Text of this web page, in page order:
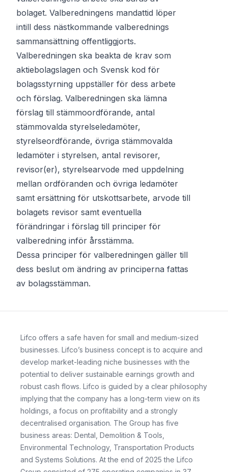
bolaget. Valberedningens mandattid löper
intill dess nästkommande valberednings
sammansättning offentliggjorts.
Valberedningen ska beakta de krav som
aktiebolagslagen och Svensk kod för
bolagsstyrning uppställer för dess arbete
och förslag. Valberedningen ska lämna
förslag till stämmoordförande, antal
stämmovalda styrelseledamöter,
styrelseordförande, övriga stämmovalda
ledamöter i styrelsen, antal revisorer,
revisor(er), styrelsearvode med uppdelning
mellan ordföranden och övriga ledamöter
samt ersättning för utskottsarbete, arvode till
bolagets revisor samt eventuella
förändringar i förslag till principer för
valberedning inför årsstämma.
Dessa principer för valberedningen gäller till
dess beslut om ändring av principerna fattas
av bolagsstämman.
Lifco offers a safe haven for small and medium-sized
businesses. Lifco’s business concept is to acquire and
develop market-leading niche businesses with the
potential to deliver sustainable earnings growth and
robust cash flows. Lifco is guided by a clear philosophy
implying that the company has a long-term view on its
holdings, a focus on profitability and a strongly
decentralised organisation. The Group has five
business areas: Dental, Demolition & Tools,
Environmental Technology, Transportation Products
and Systems Solutions. At the end of 2025 the Lifco